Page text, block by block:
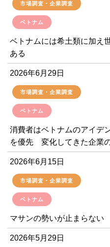
市場調査・企業調査
ベトナム
ベトナムには希土類に加え
ある
2026年6月29日
市場調査・企業調査
ベトナム
消費者はベトナムのアイデ
を優先 変化してきた企業
2026年6月15日
市場調査・企業調査
ベトナム
マサンの勢いが止まらない
2026年5月29日